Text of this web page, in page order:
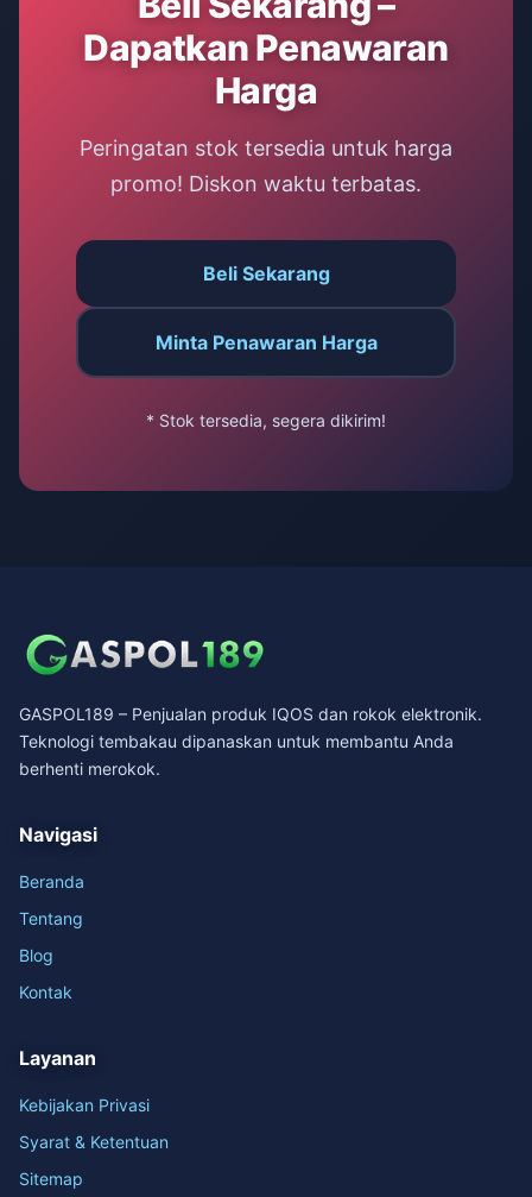
Dapatkan Penawaran
Harga
Peringatan stok tersedia untuk harga
promo! Diskon waktu terbatas.
Beli Sekarang
Minta Penawaran Harga
* Stok tersedia, segera dikirim!
GASPOL189 – Penjualan produk IQOS dan rokok elektronik.
Teknologi tembakau dipanaskan untuk membantu Anda
berhenti merokok.
Navigasi
Beranda
Tentang
Blog
Kontak
Layanan
Kebijakan Privasi
Syarat & Ketentuan
Sitemap